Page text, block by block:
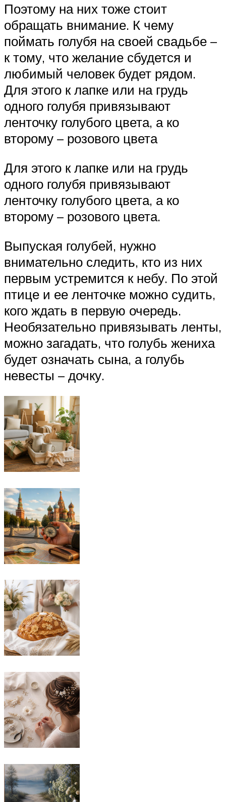
Поэтому на них тоже стоит
обращать внимание. К чему
поймать голубя на своей свадьбе –
к тому, что желание сбудется и
любимый человек будет рядом.
Для этого к лапке или на грудь
одного голубя привязывают
ленточку голубого цвета, а ко
второму – розового цвета
Для этого к лапке или на грудь
одного голубя привязывают
ленточку голубого цвета, а ко
второму – розового цвета.
Выпуская голубей, нужно
внимательно следить, кто из них
первым устремится к небу. По этой
птице и ее ленточке можно судить,
кого ждать в первую очередь.
Необязательно привязывать ленты,
можно загадать, что голубь жениха
будет означать сына, а голубь
невесты – дочку.